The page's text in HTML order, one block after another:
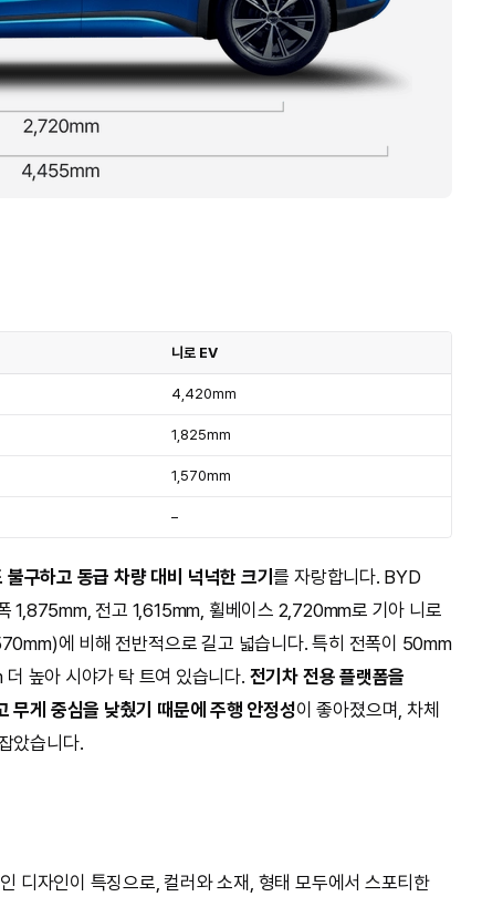
니로 EV
4,420mm
1,825mm
1,570mm
–
구하고 동급 차량 대비 넉넉한 크기를 자랑합니다. BYD
1,875mm, 전고 1,615mm, 휠베이스 2,720mm로 기아 니로
에 비해 전반적으로 길고 넓습니다. 특히 전폭이 50mm
높아 시야가 탁 트여 있습니다. 전기차 전용 플랫폼을
무게 중심을 낮췄기 때문에 주행 안정성이 좋아졌으며, 차체
았습니다.
디자인이 특징으로, 컬러와 소재, 형태 모두에서 스포티한